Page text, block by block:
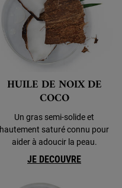
HUILE DE NOIX DE
COCO
Un gras semi-solide et
hautement saturé connu pour
aider à adoucir la peau.
JE DECOUVRE